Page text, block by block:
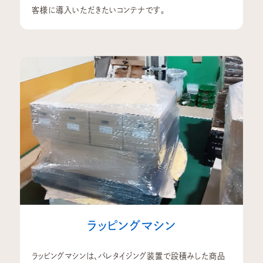
HOME
客様に導入いただきたいコンテナです。
ラッピングマシン
ラッピングマシンは、パレタイジング装置で段積みした商品